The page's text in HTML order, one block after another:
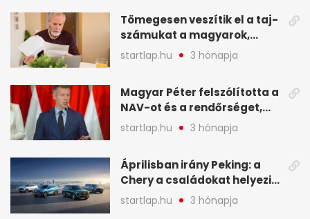
legfontosabb hírei
képekben
Tömegesen veszítik el a taj-
számukat a magyarok,
sokak ellen eljárást indít a
NAV - A hét hírei képekben
startlap.hu 3 hónapja
Magyar Péter felszólította a
NAV-ot és a rendőrséget,
tartóztassák le a NER-es
oligarchákat - A hét
startlap.hu 3 hónapja
Áprilisban irány Peking: a
Chery a családokat helyezi
globális mobilitási
programja középpontjába
startlap.hu 3 hónapja